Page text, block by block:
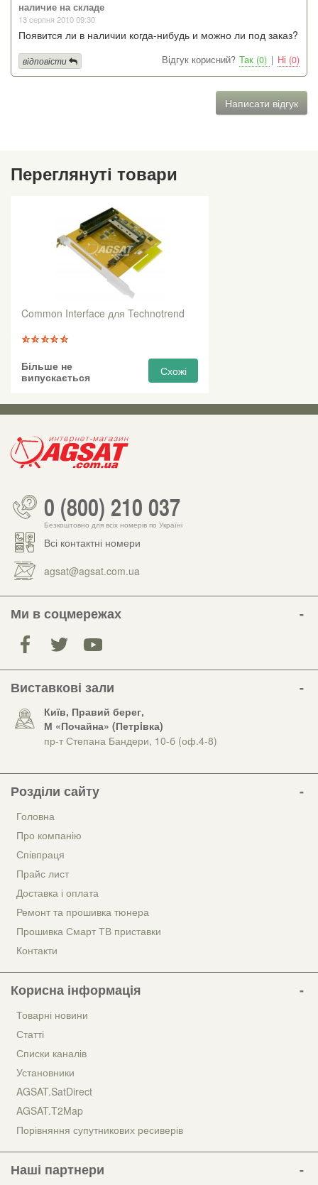
наличие на складе
13 серпня 2010 09:30
Появится ли в наличии когда-нибудь и можно ли под заказ?
Відгук корисний? Так (0) | Ні (0)
відповісти
Написати відгук
Переглянуті товари
Common Interface для Technotrend
Більше не
випускається
Схожі
0 (800) 210 037
Безкоштовно для всіх номерів по Україні
Всі контактні номери
agsat@agsat.com.ua
Ми в соцмережах
Виставкові зали
Київ, Правий берег,
М «Почайна» (Петрiвка)
пр-т Степана Бандери, 10-б (оф.4-8)
Розділи сайту
Головна
Про компанію
Співпраця
Прайс лист
Доставка і оплата
Ремонт та прошивка тюнера
Прошивка Смарт ТВ приставки
Контакти
Корисна інформація
Товарні новини
Статті
Списки каналів
Установники
AGSAT.SatDirect
AGSAT.T2Map
Порівняння супутникових ресиверів
Наші партнери